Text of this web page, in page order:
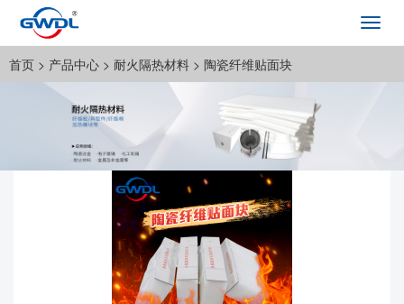
首页 > 产品中心 > 耐火隔热材料 > 陶瓷纤维贴面块